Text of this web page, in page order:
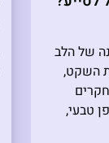
של הלב
השקט,
טבעי,